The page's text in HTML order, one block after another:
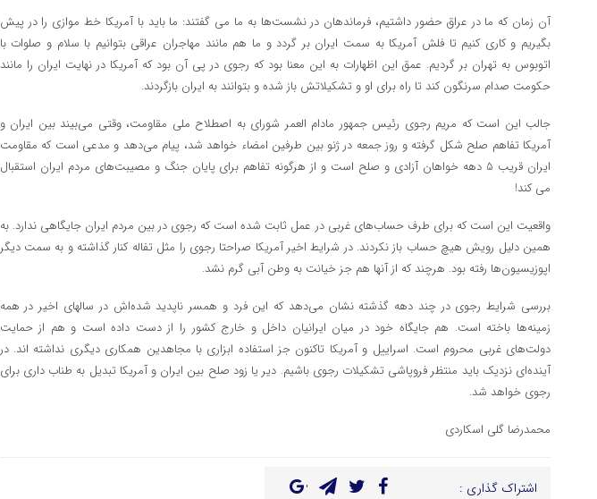
آن زمان که ما در عراق حضور داشتیم، فرماندهان در نشست‌ها به ما می گفتند: ما باید با آمریکا خط موازی را در پیش
بگیریم و کاری کنیم تا فلش آمریکا به سمت ایران بر گردد و ما هم مانند مهاجران عراقی بتوانیم با سلام و صلوات با
اتوبوس به تهران بر گردیم. عمق این اظهارات به این معنا بود که رجوی در پی آن بود که آمریکا در نهایت ایران را مانند
حکومت صدام سرنگون کند تا راه برای او و تشکیلاتش باز شده و بتوانند به ایران بازگردند.
جالب این است که مریم رجوی رئیس جمهور مادام العمر شورای به اصطلاح ملی مقاومت، وقتی می‌بیند بین ایران و
آمریکا تفاهم صلح شکل گرفته و روز جمعه در ژنو بین طرفین امضاء خواهد شد، پیام می‌دهد و مدعی است که مقاومت
ایران قریب 5 دهه خواهان آزادی و صلح است و از هرگونه تفاهم برای پایان جنگ و مصیبت‌های مردم ایران استقبال
می کند!
واقعیت این است که برای طرف حساب‌های غربی در عمل ثابت شده است که رجوی در بین مردم ایران جایگاهی ندارد. به
همین دلیل رویش هیچ حساب باز نکردند. در شرایط اخیر آمریکا صراحتا رجوی را مثل تفاله کنار گذاشته و به سمت دیگر
اپوزیسیون‌ها رفته بود. هرچند که از آنها هم جز خیانت به وطن آبی گرم نشد.
بررسی شرایط رجوی در چند دهه گذشته نشان می‌دهد که این فرد و همسر ناپدید شده‌اش در سالهای اخیر در همه
زمینه‌ها باخته است. هم جایگاه خود در میان ایرانیان داخل و خارج کشور را از دست داده است و هم از حمایت
دولت‌های غربی محروم است. اسراییل و آمریکا تاکنون جز استفاده ابزاری با مجاهدین همکاری دیگری نداشته اند. در
آینده‌ای نزدیک باید منتظر فروپاشی تشکیلات رجوی باشیم. دیر یا زود صلح بین ایران و آمریکا تبدیل به طناب داری برای
رجوی خواهد شد.
محمدرضا گلی اسکاردی
اشتراک گذاری :